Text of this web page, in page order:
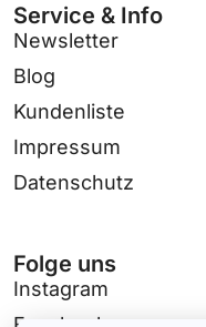
Service & Info
Newsletter
Blog
Kundenliste
Impressum
Datenschutz
Folge uns
Instagram